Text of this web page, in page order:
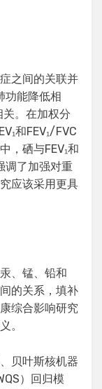
之间的关联并
功能降低相
。在加权分
和FEV₁/FVC
，硒与FEV₁和
调了加强对重
应该采用更具
、锰、铅和
的关系，填补
综合影响研究
。
贝叶斯核机器
）回归模